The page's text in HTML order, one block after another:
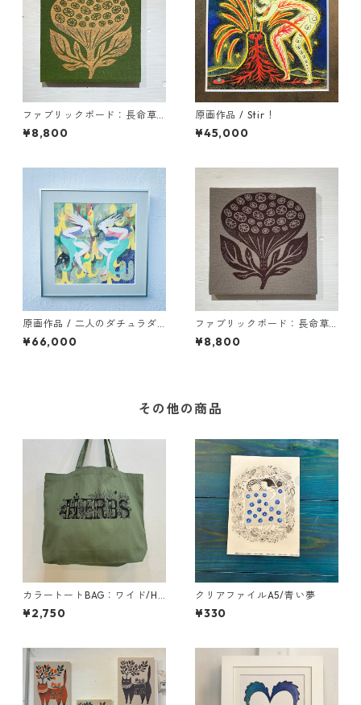
ファブリックボード：長命草
がPON!! / １
¥8,800
原画作品 / Stir！
¥45,000
原画作品 / 二人のダチュラダ
ンサー
¥66,000
ファブリックボード：長命草
がPON!! / 3
¥8,800
その他の商品
カラートートBAG：ワイド/HE
RBS
¥2,750
クリアファイルA5/青い夢
¥330